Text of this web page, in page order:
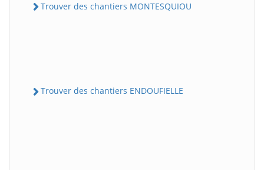
Trouver des chantiers MONTESQUIOU
Trouver des chantiers ENDOUFIELLE